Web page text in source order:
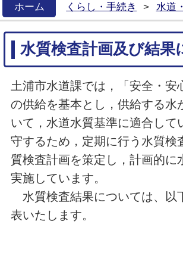
ホーム
くらし・手続き > 水道
水質検査計画及び結果
土浦市水道課では，「安全・安
の供給を基本とし，供給する水
いて，水道水質基準に適合して
守するため，定期に行う水質検
質検査計画を策定し，計画的に
実施しています。
水質検査結果については、以
表いたします。